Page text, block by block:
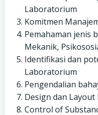
Laboratorium
Komitmen
Pemahaman jenis
Mekanik,
Identifikasi dan
Laboratorium
Pengendalian
Design dan
Control of